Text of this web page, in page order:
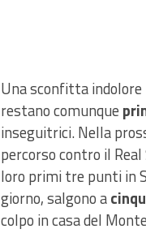
Una sconfitta
restano comunque
inseguitrici. Nella
percorso contro il
loro primi tre punti in
giorno, salgono a
colpo in casa del